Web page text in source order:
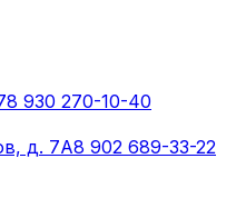
8 930 270-10-40
д. 7А8 902 689-33-22